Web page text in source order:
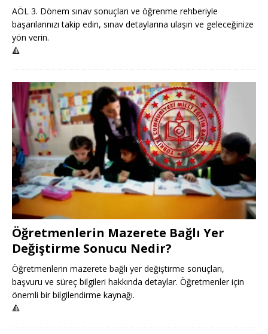
AÖL 3. Dönem sınav sonuçları ve öğrenme rehberiyle
başarılarınızı takip edin, sınav detaylarına ulaşın ve geleceğinize
yön verin.
🔺
Öğretmenlerin Mazerete Bağlı Yer
Değiştirme Sonucu Nedir?
Öğretmenlerin mazerete bağlı yer değiştirme sonuçları,
başvuru ve süreç bilgileri hakkında detaylar. Öğretmenler için
önemli bir bilgilendirme kaynağı.
🔺